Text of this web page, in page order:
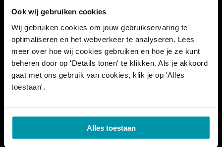
Ook wij gebruiken cookies
Wij gebruiken cookies om jouw gebruikservaring te
optimaliseren en het webverkeer te analyseren. Lees
meer over hoe wij cookies gebruiken en hoe je ze kunt
beheren door op 'Details tonen' te klikken. Als je akkoord
gaat met ons gebruik van cookies, klik je op 'Alles
toestaan'.
Alles toestaan
Empfangs- und Kassierern
bis zu
Rettungsschwimmern,
Technikern,
Reinigungspersonal und
Verwaltern: Hier kommen
alle zusammen. Auch lokale
Behörden und